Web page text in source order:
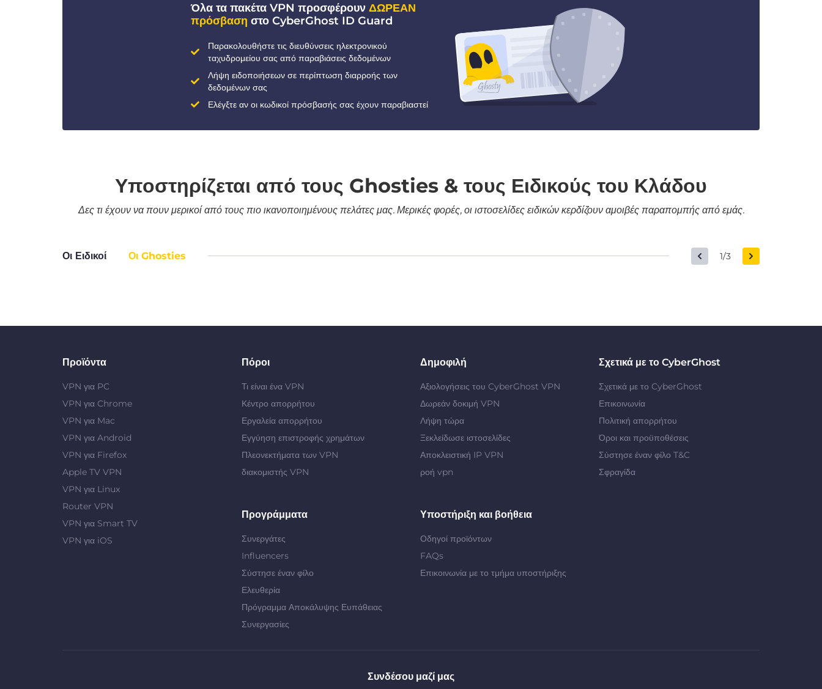
Όλα τα πακέτα VPN προσφέρουν ΔΩΡΕΑΝ
πρόσβαση στο CyberGhost ID Guard
Παρακολουθήστε τις διευθύνσεις ηλεκτρονικού
ταχυδρομείου σας από παραβιάσεις δεδομένων
Λήψη ειδοποιήσεων σε περίπτωση διαρροής των
δεδομένων σας
Ελέγξτε αν οι κωδικοί πρόσβασής σας έχουν παραβιαστεί
Υποστηρίζεται από τους Ghosties & τους Ειδικούς του Κλάδου
Δες τι έχουν να πουν μερικοί από τους πιο ικανοποιημένους πελάτες μας. Μερικές φορές, οι ιστοσελίδες ειδικών κερδίζουν αμοιβές παραπομπής από εμάς.
Οι Ειδικοί Οι Ghosties 1/3
Προϊόντα
VPN για PC
VPN για Chrome
VPN για Mac
VPN για Android
VPN για Firefox
Apple TV VPN
VPN για Linux
Router VPN
VPN για Smart TV
VPN για iOS
Πόροι
Τι είναι ένα VPN
Κέντρο απορρήτου
Εργαλεία απορρήτου
Εγγύηση επιστροφής χρημάτων
Πλεονεκτήματα των VPN
διακομιστής VPN
Δημοφιλή
Αξιολογήσεις του CyberGhost VPN
Δωρεάν δοκιμή VPN
Λήψη τώρα
Ξεκλείδωσε ιστοσελίδες
Αποκλειστική IP VPN
ροή vpn
Σχετικά με το CyberGhost
Σχετικά με το CyberGhost
Επικοινωνία
Πολιτική απορρήτου
Όροι και προϋποθέσεις
Σύστησε έναν φίλο T&C
Σφραγίδα
Προγράμματα
Συνεργάτες
Influencers
Σύστησε έναν φίλο
Ελευθερία
Πρόγραμμα Αποκάλυψης Ευπάθειας
Συνεργασίες
Υποστήριξη και βοήθεια
Οδηγοί προϊόντων
FAQs
Επικοινωνία με το τμήμα υποστήριξης
Συνδέσου μαζί μας